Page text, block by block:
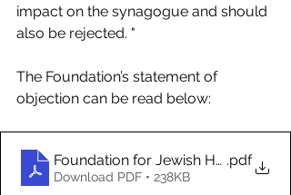
impact on the synagogue and should
also be rejected. "
The Foundation’s statement of
objection can be read below:
Foundation for Jewish .pdf
Download PDF • 238KB